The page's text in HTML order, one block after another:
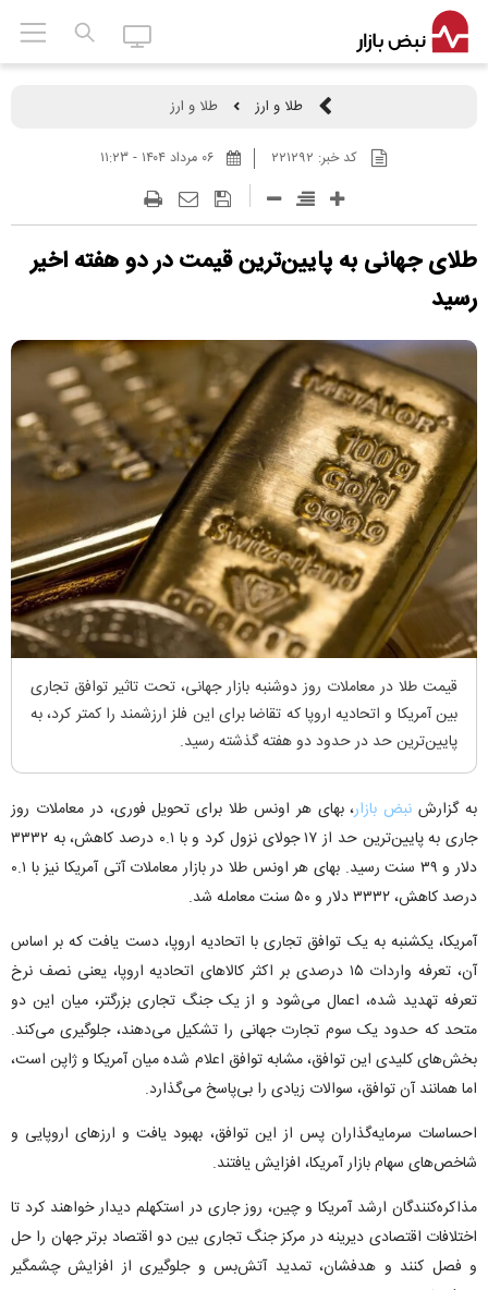
طلا و ارز طلا و ارز
کد خبر: ۲۲۱۲۹۲
طلای جهانی به پایین‌ترین قیمت در دو هفته اخیر
رسید
قیمت طلا در معاملات روز دوشنبه بازار جهانی، تحت تاثیر توافق تجاری
بین آمریکا و اتحادیه اروپا که تقاضا برای این فلز ارزشمند را کمتر کرد، به
پایین‌ترین حد در حدود دو هفته گذشته رسید.
به گزارشنبض بازار، بهای هر اونس طلا برای تحویل فوری، در معاملات روز
جاری به پایین‌ترین حد از ۱۷ جولای نزول کرد و با ۰.۱ درصد کاهش، به ۳۳۳۲
دلار و ۳۹ سنت رسید. بهای هر اونس طلا در بازار معاملات آتی آمریکا نیز با ۰.۱
درصد کاهش، ۳۳۳۲ دلار و ۵۰ سنت معامله شد.
آمریکا، یکشنبه به یک توافق تجاری با اتحادیه اروپا، دست یافت که بر اساس
آن، تعرفه واردات ۱۵ درصدی بر اکثر کالاهای اتحادیه اروپا، یعنی نصف نرخ
تعرفه تهدید شده، اعمال می‌شود و از یک جنگ تجاری بزرگتر، میان این دو
متحد که حدود یک سوم تجارت جهانی را تشکیل می‌دهند، جلوگیری می‌کند.
بخش‌های کلیدی این توافق، مشابه توافق اعلام شده میان آمریکا و ژاپن است،
اما همانند آن توافق، سوالات زیادی را بی‌پاسخ می‌گذارد.
احساسات سرمایه‌گذاران پس از این توافق، بهبود یافت و ارزهای اروپایی و
شاخص‌های سهام بازار آمریکا، افزایش یافتند.
مذاکره‌کنندگان ارشد آمریکا و چین، روز جاری در استکهلم دیدار خواهند کرد تا
اختلافات اقتصادی دیرینه در مرکز جنگ تجاری بین دو اقتصاد برتر جهان را حل
و فصل کنند و هدفشان، تمدید آتش‌بس و جلوگیری از افزایش چشمگیر